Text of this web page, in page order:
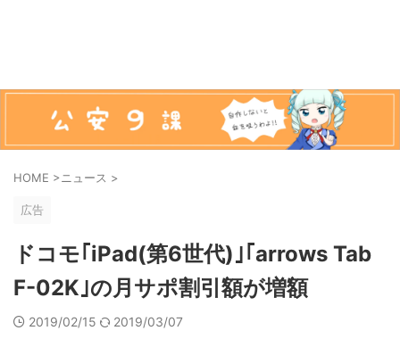
HOME >ニュース >
広告
ドコモ｢iPad(第6世代)｣｢arrows Tab
F-02K｣の月サポ割引額が増額
2019/02/15 2019/03/07